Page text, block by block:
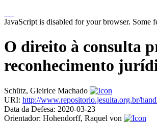
JavaScript is disabled for your browser.
O direito à consulta
reconhecimento
Schütz, Gleirice Machado
URI: http://www.repositorio.jesuita.org.br/
Data da Defesa: 2020-03-23
Orientador: Hohendorff, Raquel von